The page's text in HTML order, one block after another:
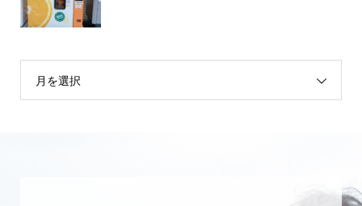
月を選択